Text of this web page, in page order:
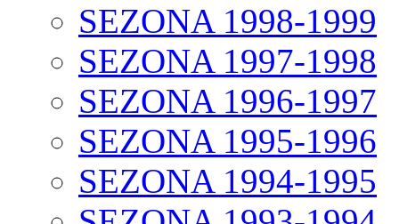
SEZONA 1998-1999
SEZONA 1997-1998
SEZONA 1996-1997
SEZONA 1995-1996
SEZONA 1994-1995